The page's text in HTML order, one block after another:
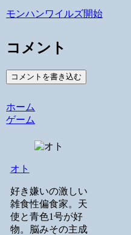
モンハンワイルズ開始
コメント
コメントを書き込む
ホーム
ゲーム
オト
好き嫌いの激しい
雑食性偏食家。天
使と青色1号が好
物。脳みその主成